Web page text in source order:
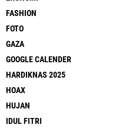
FASHION
FOTO
GAZA
GOOGLE CALENDER
HARDIKNAS 2025
HOAX
HUJAN
IDUL FITRI